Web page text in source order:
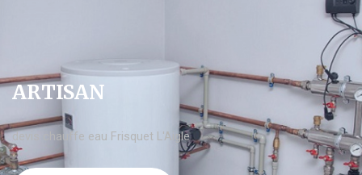
ARTISAN
devis chauffe eau Frisquet L'Aigle